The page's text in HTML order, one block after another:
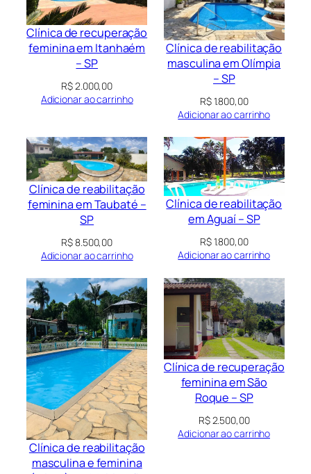
Clínica de recuperação
feminina em Itanhaém
– SP
R$2.000,00
Adicionar ao carrinho
Clínica de reabilitação
masculina em Olímpia
– SP
R$1.800,00
Adicionar ao carrinho
Clínica de reabilitação
feminina em Taubaté –
SP
R$8.500,00
Adicionar ao carrinho
Clínica de reabilitação
em Aguaí – SP
R$1.800,00
Adicionar ao carrinho
Clínica de reabilitação
masculina e feminina
Clínica de recuperação
feminina em São
Roque – SP
R$2.500,00
Adicionar ao carrinho